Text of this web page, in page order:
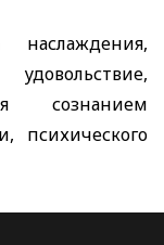
наслаждения,
сознанием
психического